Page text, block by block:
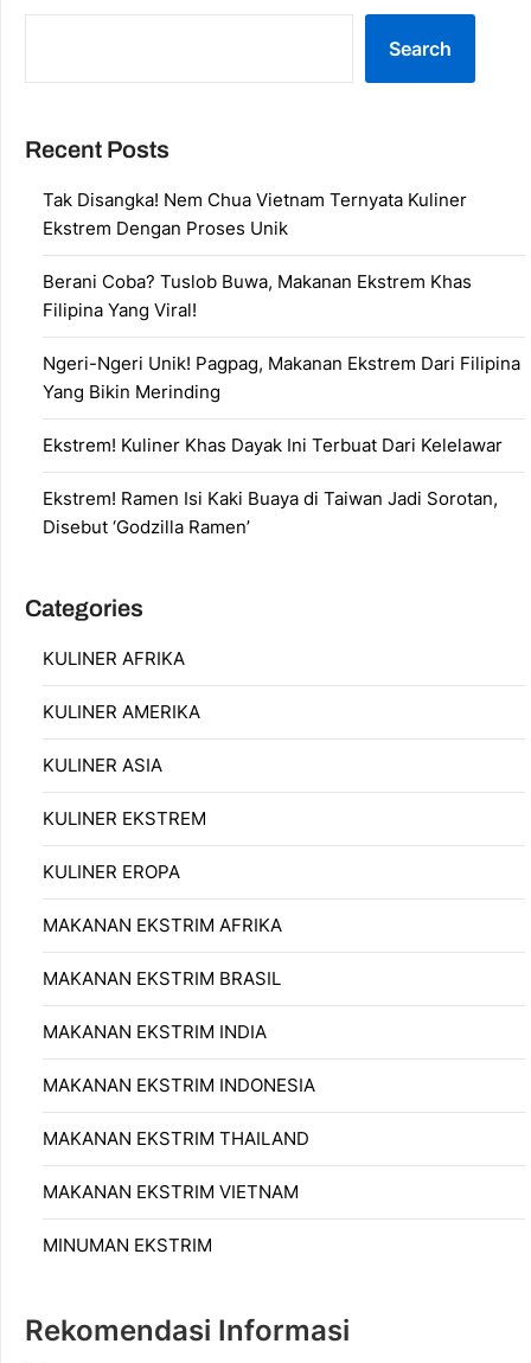
Search
Recent Posts
Tak Disangka! Nem Chua Vietnam Ternyata Kuliner
Ekstrem Dengan Proses Unik
Berani Coba? Tuslob Buwa, Makanan Ekstrem Khas
Filipina Yang Viral!
Ngeri-Ngeri Unik! Pagpag, Makanan Ekstrem Dari Filipina
Yang Bikin Merinding
Ekstrem! Kuliner Khas Dayak Ini Terbuat Dari Kelelawar
Ekstrem! Ramen Isi Kaki Buaya di Taiwan Jadi Sorotan,
Disebut ‘Godzilla Ramen’
Categories
KULINER AFRIKA
KULINER AMERIKA
KULINER ASIA
KULINER EKSTREM
KULINER EROPA
MAKANAN EKSTRIM AFRIKA
MAKANAN EKSTRIM BRASIL
MAKANAN EKSTRIM INDIA
MAKANAN EKSTRIM INDONESIA
MAKANAN EKSTRIM THAILAND
MAKANAN EKSTRIM VIETNAM
MINUMAN EKSTRIM
Rekomendasi Informasi